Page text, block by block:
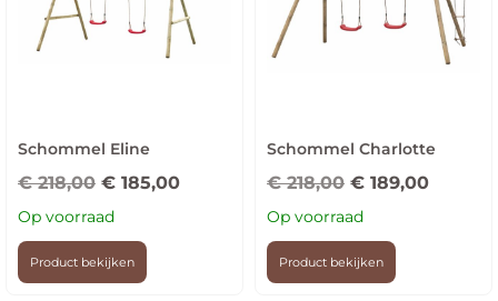
Schommel Eline
€218,00 € 185,00
Op voorraad
Product bekijken
Schommel Charlotte
€218,00 € 189,00
Op voorraad
Product bekijken